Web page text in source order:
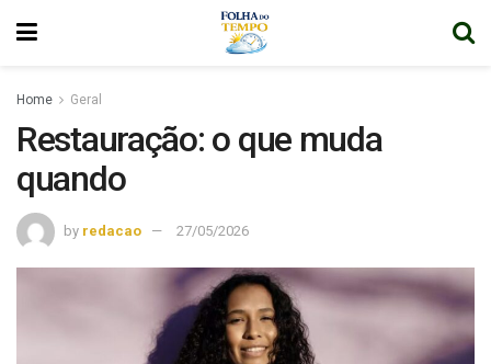
Home Geral
Restauração: o que muda
quando
by redacao 27/05/2026